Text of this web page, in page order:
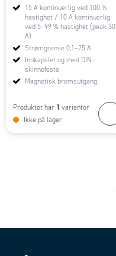
15 A kontinuerlig ved 100 %
hastighet / 10 A kontinuerlig
ved 5–99 % hastighet (peak 30
A)
Strømgrense 0,1–25 A
Innkapslet og med DIN-
skinnefeste
Magnetisk bremsutgang
Produktet har 1 varianter
Ikke på lager